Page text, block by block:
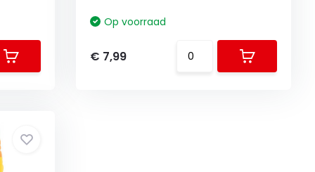
Op voorraad
€ 7,99